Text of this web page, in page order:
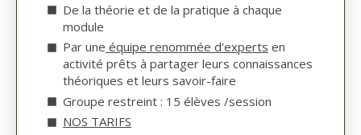
De la théorie et de la pratique à chaque
module
Par une équipe renommée d'experts en
activité prêts à partager leurs connaissances
théoriques et leurs savoir-faire
Groupe restreint : 15 élèves /session
NOS TARIFS